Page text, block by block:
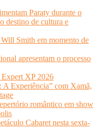
Paraty durante o
destino de cultura e
Smith em momento de
apresentam o processo
XP 2026
A Experiência” com Xamã,
romântico em show
Cabaret nesta sexta-